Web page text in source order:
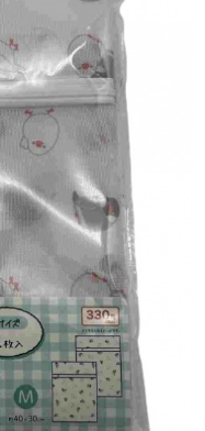
先享後付」服務完成之交
將交易相關給付款項請求債
：
護人之同意方可使用
損失，本公司不負相關責
號之用戶狀況，依本公司即
情形，本公司將視審查結果
。若發現惡意使用之情形，
額度並採取法律行動。